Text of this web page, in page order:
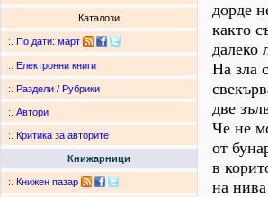
Каталози
:. По дати: март
:. Електронни книги
:. Раздели / Рубрики
:. Автори
:. Критика за авторите
Книжарници
:. Книжен пазар
дорде
както
далеко
На зла
две
Че не
от
в
на